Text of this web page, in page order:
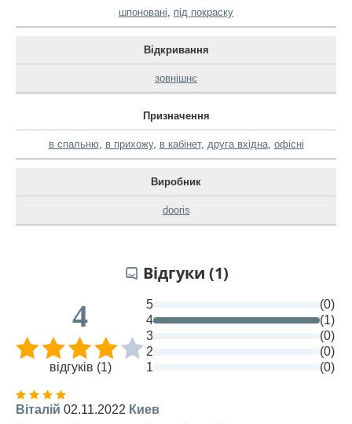
шпоновані, під покраску
Відкривання
зовнішнє
Призначення
в спальню, в прихожу, в кабінет, друга вхідна, офісні
Виробник
dooris
Відгуки (1)
4
відгуків (1)
5
(0)
4
(1)
3
(0)
2
(0)
1
(0)
Віталій 02.11.2022 Киев